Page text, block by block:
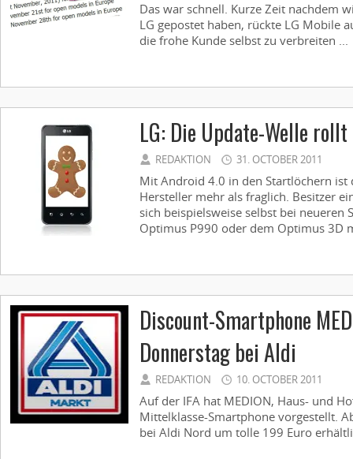
Das war schnell. Kurze Zeit nachdem
LG gepostet haben, rückte LG Mobile
die frohe Kunde selbst zu verbreiten ...
LG: Die Update-Welle rollt
REDAKTION 31. OCTOBER 2011
Mit Android 4.0 in den Startlöchern ist
Hersteller mehr als fraglich. Besitzer
sich beispielsweise selbst bei neueren
Optimus P990 oder dem Optimus 3D
Discount-Smartphone
Donnerstag bei Aldi
REDAKTION 10. OCTOBER 2011
Auf der IFA hat MEDION, Haus- und
Mittelklasse-Smartphone vorgestellt.
bei Aldi Nord um tolle 199 Euro